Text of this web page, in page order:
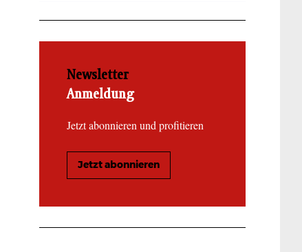
Newsletter
Anmeldung
Jetzt abonnieren und profitieren
Jetzt abonnieren